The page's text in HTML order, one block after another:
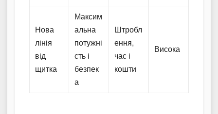
Нова
лінія
від
щитка
Максим
альна
потужні
сть і
безпек
а
Штробл
ення,
час і
кошти
Висока